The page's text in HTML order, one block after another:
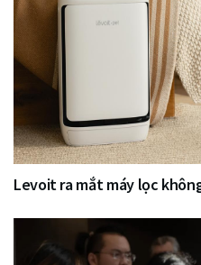
Levoit ra mắt máy lọc